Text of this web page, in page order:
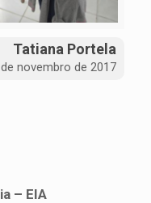
Tatiana Portela
novembro de 2017
– EIA